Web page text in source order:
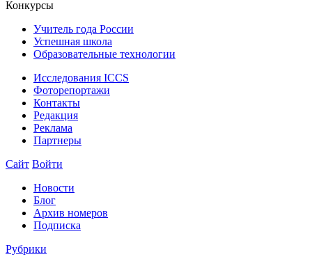
Конкурсы
Учитель года России
Успешная школа
Образовательные технологии
Исследования ICCS
Фоторепортажи
Контакты
Редакция
Реклама
Партнеры
Сайт Войти
Новости
Блог
Архив номеров
Подписка
Рубрики